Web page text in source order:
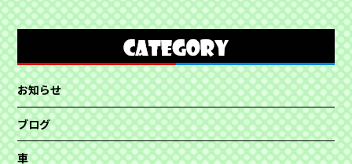
お知らせ
ブログ
車